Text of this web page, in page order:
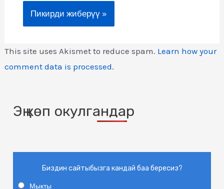
This site uses Akismet to reduce spam. Learn how your
comment data is processed.
Эң көп окулгандар
Биздин сайтыбызга кандай баа бересиз?
Мыкты